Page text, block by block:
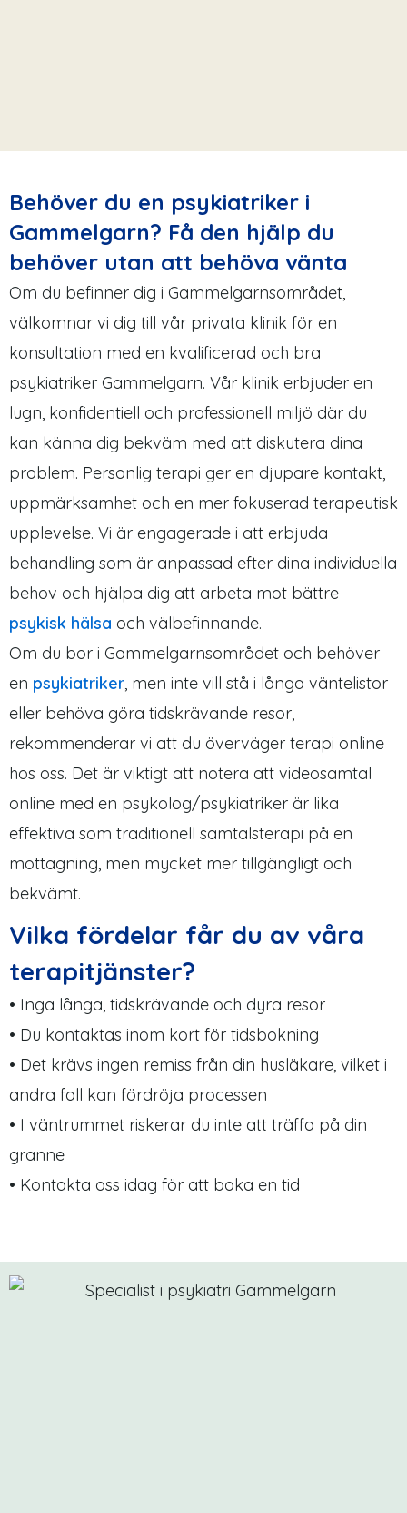
Behöver du en psykiatriker i
Gammelgarn? Få den hjälp du
behöver utan att behöva vänta
Om du befinner dig i Gammelgarnsområdet,
välkomnar vi dig till vår privata klinik för en
konsultation med en kvalificerad och bra
psykiatriker Gammelgarn. Vår klinik erbjuder en
lugn, konfidentiell och professionell miljö där du
kan känna dig bekväm med att diskutera dina
problem. Personlig terapi ger en djupare kontakt,
uppmärksamhet och en mer fokuserad terapeutisk
upplevelse. Vi är engagerade i att erbjuda
behandling som är anpassad efter dina individuella
behov och hjälpa dig att arbeta mot bättre
psykisk hälsa och välbefinnande.
Om du bor i Gammelgarnsområdet och behöver
en psykiatriker, men inte vill stå i långa väntelistor
eller behöva göra tidskrävande resor,
rekommenderar vi att du överväger terapi online
hos oss. Det är viktigt att notera att videosamtal
online med en psykolog/psykiatriker är lika
effektiva som traditionell samtalsterapi på en
mottagning, men mycket mer tillgängligt och
bekvämt.
Vilka fördelar får du av våra
terapitjänster?
• Inga långa, tidskrävande och dyra resor
• Du kontaktas inom kort för tidsbokning
• Det krävs ingen remiss från din husläkare, vilket i
andra fall kan fördröja processen
• I väntrummet riskerar du inte att träffa på din
granne
• Kontakta oss idag för att boka en tid